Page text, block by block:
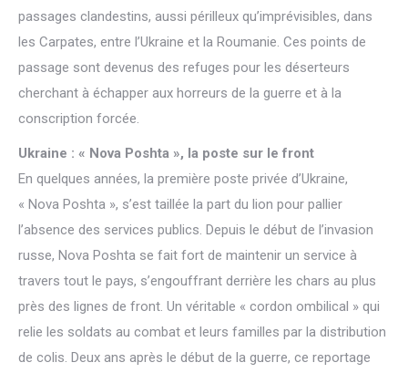
passages clandestins, aussi périlleux qu’imprévisibles, dans
les Carpates, entre l’Ukraine et la Roumanie. Ces points de
passage sont devenus des refuges pour les déserteurs
cherchant à échapper aux horreurs de la guerre et à la
conscription forcée.
Ukraine : « Nova Poshta », la poste sur le front
En quelques années, la première poste privée d’Ukraine,
« Nova Poshta », s’est taillée la part du lion pour pallier
l’absence des services publics. Depuis le début de l’invasion
russe, Nova Poshta se fait fort de maintenir un service à
travers tout le pays, s’engouffrant derrière les chars au plus
près des lignes de front. Un véritable « cordon ombilical » qui
relie les soldats au combat et leurs familles par la distribution
de colis. Deux ans après le début de la guerre, ce reportage